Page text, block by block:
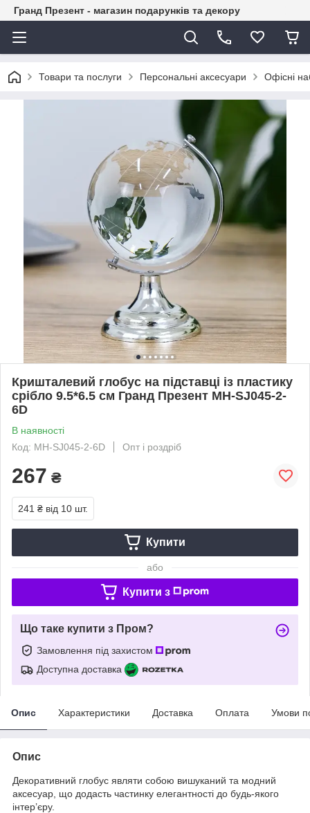
Гранд Презент - магазин подарунків та декору
Товари та послуги Персональні аксесуари Офісні
Кришталевий глобус на підставці із пластику
срібло 9.5*6.5 см Гранд Презент MH-SJ045-2-
6D
В наявності
Код: MH-SJ045-2-6D
Опт і роздріб
267 ₴
241 ₴ від 10 шт.
Купити
або
Купити з
Що таке купити з Пром?
Замовлення під захистом
Доступна доставка
Опис Характеристики Доставка Оплата Умови
Опис
Декоративний глобус являти собою вишуканий та модний
аксесуар, що додасть частинку елегантності до будь-якого
інтер’єру.